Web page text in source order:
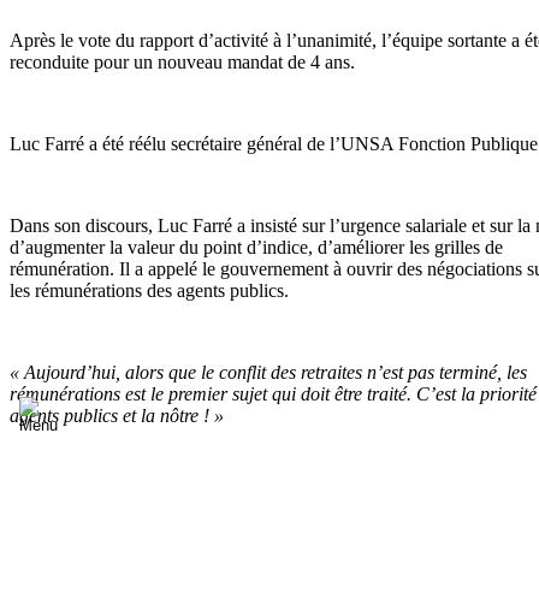
Après le vote du rapport d’activité à l’unanimité, l’équipe sortante a
reconduite pour un nouveau mandat de 4 ans.
Luc Farré a été réélu secrétaire général de l’UNSA Fonction
Dans son discours, Luc Farré a insisté sur l’urgence salariale et sur la
d’augmenter la valeur du point d’indice, d’améliorer les grilles de
rémunération. Il a appelé le gouvernement à ouvrir des négociations
les rémunérations des agents publics.
« Aujourd’hui, alors que le conflit des retraites n’est pas terminé, les
rémunérations est le premier sujet qui doit être traité. C’est la priorité
agents publics et la nôtre ! »